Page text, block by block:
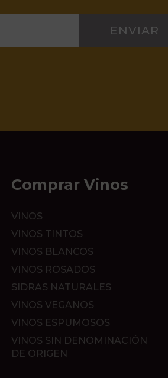
ENVIAR
Comprar Vinos
VINOS
VINOS TINTOS
VINOS BLANCOS
VINOS ROSADOS
SIDRAS NATURALES
VINOS VEGANOS
VINOS ESPUMOSOS
VINOS SIN DENOMINACIÓN
DE ORIGEN